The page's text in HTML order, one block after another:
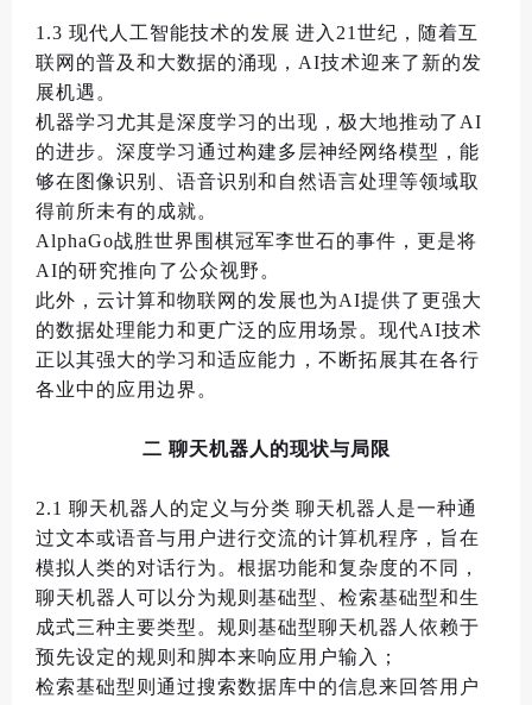
1.3 现代人工智能技术的发展 进入 21 世纪 ， 随着互
联网的普及和大数据的涌现 ， AI技术迎来了新的发
展机遇 。
机器学习尤其是深度学习的出现 ， 极大地推动了 AI
的进步。 深度学习通过构建多层神经网络模型 ， 能
够在图像识别
语音识别和自然语言处理等领域取
得前所未有的成就。
AlphaGo战胜世界围棋冠军李世石的事件 ， 更是将
AI的研究推向了公众视野 。
此外 ， 云计算和物联网的发展也为AI提供了更强大
的数据处理能力和更广泛的应用场景。 现代AI技术
正以其强大的学习和适应能力 ， 不断拓展其在各行
各业中的应用边界 。
二 聊天机器人的现状与局限
2.1 聊天机器人的定义与分类 聊天机器人是一种通
过文本或语音与用户进行交流的计算机程序 ， 旨在
模拟人类的对话行为 。 根据功能和复杂度的不同
，
聊天机器人可以分为规则基础型
检索基础型和生
成式三种主要类型 。 规则基础型聊天机器人依赖于
预先设定的规则和脚本来响应用户输入
；
检索基础型则通过搜索数据库中的信息来回答用户